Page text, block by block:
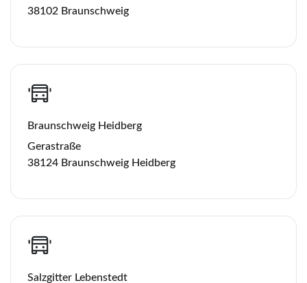
Produkt steckt. So wird der Besuch auf Gut Basthorst zu
Handwerkskunst und besonderer Momente in einem
Abfahrtzeiten:
BS-Heidberg 08:50 Uhr
BS-ZOB 09:00 Uhr
Die Rückfahrt erfolgt gegen 17:00 Uhr
38102 Braunschweig
Braunschweig Heidberg
Gerastraße
38124 Braunschweig Heidberg
Salzgitter Lebenstedt